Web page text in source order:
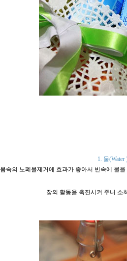
1. 물(Water
몸속의 노폐물제거에 효과가 좋아서 빈속에 물
장의 활동을 촉진시켜 주니 소